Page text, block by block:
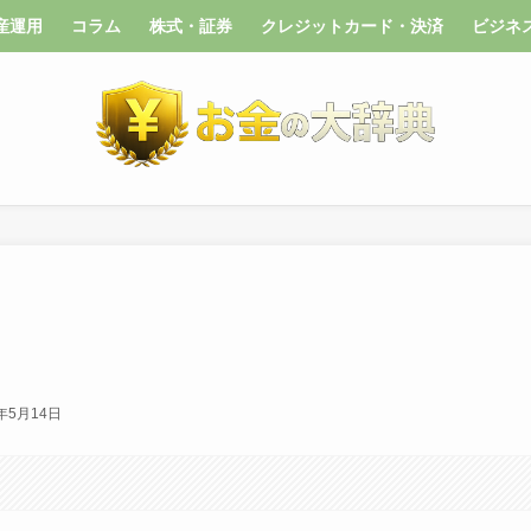
運用 コラム 株式・証券 クレジットカード・決済 ビジネ
5月14日